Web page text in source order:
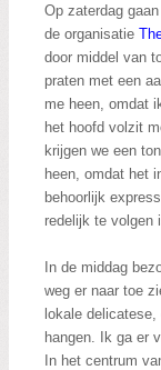
Op zaterdag
de organisatie
door middel van
praten met een
me heen, omdat
het hoofd volzit
krijgen we een
heen, omdat het
behoorlijk
redelijk te volgen
In de middag
weg er naar toe
lokale
hangen. Ik ga er
In het centrum